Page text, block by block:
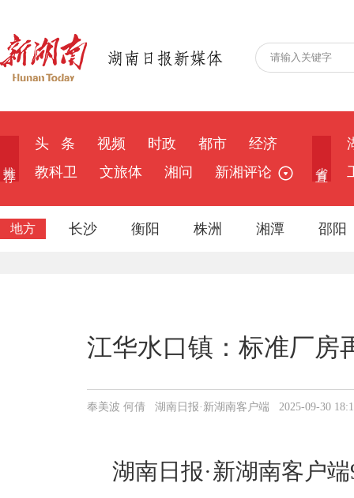
头 条 视频 时政 都市
经济
教科卫
文旅体 湘问 新湘评论
地方 长沙 衡阳 株洲 湘潭 邵阳
江华水口镇：标准厂房
奉美波 何倩 湖南日报·新湖南客户端 2025-09-30
湖南日报·新湖南客户